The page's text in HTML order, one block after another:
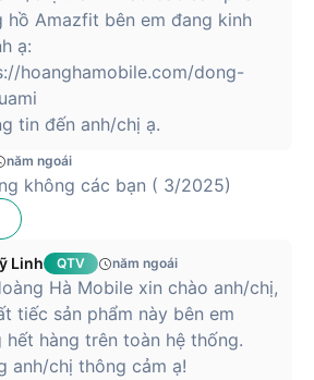
hồ Amazfit bên em đang kinh
ạ:
hoanghamobile.com/dong-
tin đến anh/chị ạ.
năm ngoái
không các bạn ( 3/2025)
Linh QTV năm ngoái
Hà Mobile xin chào anh/chị,
tiếc sản phẩm này bên em
hết hàng trên toàn hệ thống.
anh/chị thông cảm ạ!